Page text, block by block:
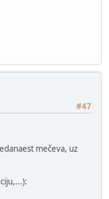
#47
mečeva, uz